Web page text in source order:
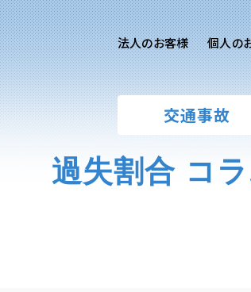
法人のお客様
様ご相談
労務専用サ
個人の
個人のお客様ご相談
離婚問題
交通事故
過失割合 コ